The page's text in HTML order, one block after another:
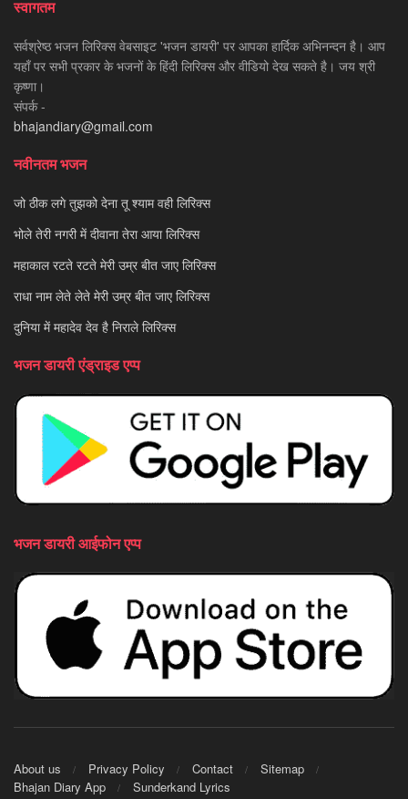
स्वागतम
सर्वश्रेष्ठ भजन लिरिक्स वेबसाइट 'भजन डायरी' पर आपका हार्दिक अभिनन्दन है। आप
यहाँ पर सभी प्रकार के भजनों के हिंदी लिरिक्स और वीडियो देख सकते है। जय श्री
कृष्णा।
संपर्क -
bhajandiary@gmail.com
नवीनतम भजन
जो ठीक लगे तुझको देना तू श्याम वही लिरिक्स
भोले तेरी नगरी में दीवाना तेरा आया लिरिक्स
महाकाल रटते रटते मेरी उम्र बीत जाए लिरिक्स
राधा नाम लेते लेते मेरी उम्र बीत जाए लिरिक्स
दुनिया में महादेव देव है निराले लिरिक्स
भजन डायरी एंड्राइड एप्प
भजन डायरी आईफोन एप्प
About us Privacy Policy Contact
Sitemap
Bhajan Diary App
Sunderkand Lyrics